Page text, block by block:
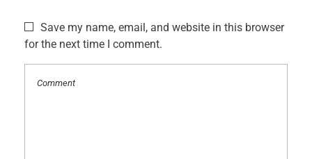
Save my name, email, and website in this browser
for the next time I comment.